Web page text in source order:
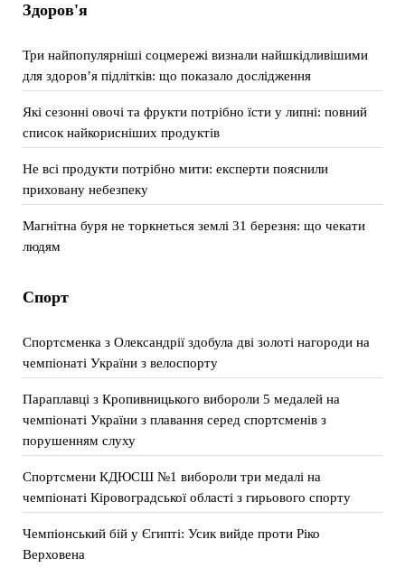
Здоров'я
Три найпопулярніші соцмережі визнали найшкідливішими
для здоров’я підлітків: що показало дослідження
Які сезонні овочі та фрукти потрібно їсти у липні: повний
список найкорисніших продуктів
Не всі продукти потрібно мити: експерти пояснили
приховану небезпеку
Магнітна буря не торкнеться землі 31 березня: що чекати
людям
Спорт
Спортсменка з Олександрії здобула дві золоті нагороди на
чемпіонаті України з велоспорту
Параплавці з Кропивницького вибороли 5 медалей на
чемпіонаті України з плавання серед спортсменів з
порушенням слуху
Спортсмени КДЮСШ №1 вибороли три медалі на
чемпіонаті Кіровоградської області з гирьового спорту
Чемпіонський бій у Єгипті: Усик вийде проти Ріко
Верховена